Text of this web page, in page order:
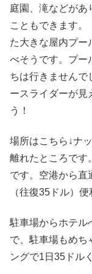
庭園、滝などがあ
こともできます。
た大きな屋内プー
べそうです。プー
ちは行きませんで
ースライダーが見
う！
場所はこちら↓ナ
離れたところです
です。空港から直
（往復35ドル）便
駐車場からホテル
で、駐車場もめち
ングで1日35ドル